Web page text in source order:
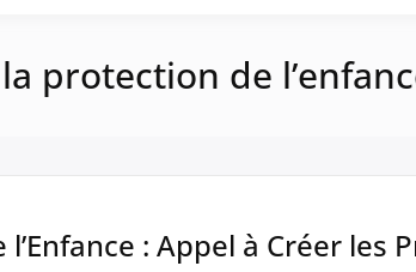
protection de
: Appel à Créer les